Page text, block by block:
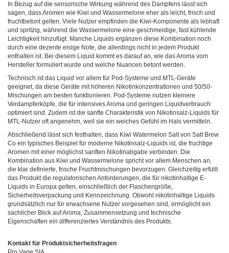
In Bezug auf die sensorische Wirkung während des Dampfens lässt sich
sagen, dass Aromen wie Kiwi und Wassermelone eher als leicht, frisch und
fruchtbetont gelten. Viele Nutzer empfinden die Kiwi-Komponente als lebhaft
und spritzig, während die Wassermelone eine geschmeidige, fast kühlende
Leichtigkeit hinzufügt. Manche Liquids ergänzen diese Kombination noch
durch eine dezente eisige Note, die allerdings nicht in jedem Produkt
enthalten ist. Bei diesem Liquid kommt es darauf an, wie das Aroma vom
Hersteller formuliert wurde und welche Nuancen betont werden.
Technisch ist das Liquid vor allem für Pod-Systeme und MTL-Geräte
geeignet, da diese Geräte mit höheren Nikotinkonzentrationen und 50/50-
Mischungen am besten funktionieren. Pod-Systeme nutzen kleinere
Verdampferköpfe, die für intensives Aroma und geringen Liquidverbrauch
optimiert sind. Zudem ist die sanfte Charakteristik von Nikotinsalz-Liquids für
MTL-Nutzer oft angenehm, weil sie ein weiches Gefühl im Hals vermitteln.
Abschließend lässt sich festhalten, dass Kiwi Watermelon Salt von Salt Brew
Co ein typisches Beispiel für moderne Nikotinsalz-Liquids ist, die fruchtige
Aromen mit einer möglichst sanften Nikotinabgabe verbinden. Die
Kombination aus Kiwi und Wassermelone spricht vor allem Menschen an,
die klar definierte, frische Fruchtmischungen bevorzugen. Gleichzeitig erfüllt
das Produkt die regulatorischen Anforderungen, die für nikotinhaltige E-
Liquids in Europa gelten, einschließlich der Flaschengröße,
Sicherheitsverpackung und Kennzeichnung. Obwohl nikotinhaltige Liquids
grundsätzlich nur für erwachsene Nutzer vorgesehen sind, ermöglicht ein
sachlicher Blick auf Aroma, Zusammensetzung und technische
Eigenschaften ein differenziertes Verständnis des Produkts.
Kontakt für Produktsicherheitsfragen